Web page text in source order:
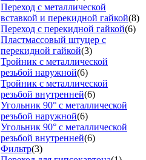
Переход с металлической
вставкой и перекидной гайкой(8)
Переход с перекидной гайкой(6)
Пластмассовый штуцер с
перекидной гайкой(3)
Тройник с металлической
резьбой наружной(6)
Тройник с металлической
резьбой внутренней(6)
Угольник 90° с металлической
резьбой наружной(6)
Угольник 90° с металлической
резьбой внутренней(6)
Фильтр(3)